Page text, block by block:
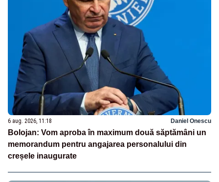
6 aug. 2026, 11:18 Daniel Onescu
Bolojan: Vom aproba în maximum două săptămâni un
memorandum pentru angajarea personalului din
creșele inaugurate